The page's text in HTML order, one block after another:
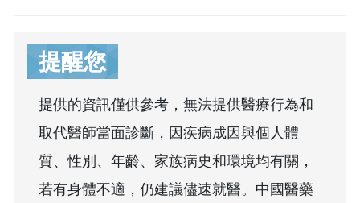
提醒您
提供的資訊僅供參考，無法提供醫療行為和
取代醫師當面診斷，因疾病成因與個人體
質、性別、年齡、家族病史和環境均有關，
若有身體不適，仍建議儘速就醫。中國醫藥